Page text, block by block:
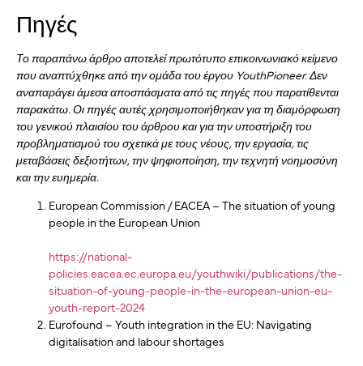
Πηγές
Το παραπάνω άρθρο αποτελεί πρωτότυπο επικοινωνιακό κείμενο
που αναπτύχθηκε από την ομάδα του έργου YouthPioneer. Δεν
αναπαράγει άμεσα αποσπάσματα από τις πηγές που παρατίθενται
παρακάτω. Οι πηγές αυτές χρησιμοποιήθηκαν για τη διαμόρφωση
του γενικού πλαισίου του άρθρου και για την υποστήριξη του
προβληματισμού του σχετικά με τους νέους, την εργασία, τις
μεταβάσεις δεξιοτήτων, την ψηφιοποίηση, την τεχνητή νοημοσύνη
και την ευημερία.
European Commission / EACEA – The situation of young
people in the European Union
https://national-
policies.eacea.ec.europa.eu/youthwiki/publications/the-
situation-of-young-people-in-the-european-union-eu-
youth-report-2024
Eurofound – Youth integration in the EU: Navigating
digitalisation and labour shortages